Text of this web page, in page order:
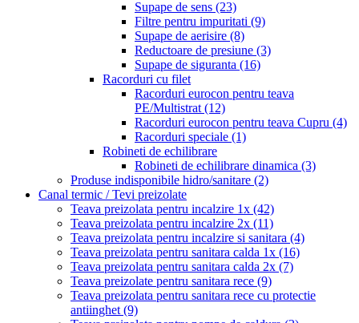
Supape de sens (23)
Filtre pentru impuritati (9)
Supape de aerisire (8)
Reductoare de presiune (3)
Supape de siguranta (16)
Racorduri cu filet
Racorduri eurocon pentru teava
PE/Multistrat (12)
Racorduri eurocon pentru teava Cupru (4)
Racorduri speciale (1)
Robineti de echilibrare
Robineti de echilibrare dinamica (3)
Produse indisponibile hidro/sanitare (2)
Canal termic / Tevi preizolate
Teava preizolata pentru incalzire 1x (42)
Teava preizolata pentru incalzire 2x (11)
Teava preizolata pentru incalzire si sanitara (4)
Teava preizolata pentru sanitara calda 1x (16)
Teava preizolata pentru sanitara calda 2x (7)
Teava preizolate pentru sanitara rece (9)
Teava preizolata pentru sanitara rece cu protectie
antiinghet (9)